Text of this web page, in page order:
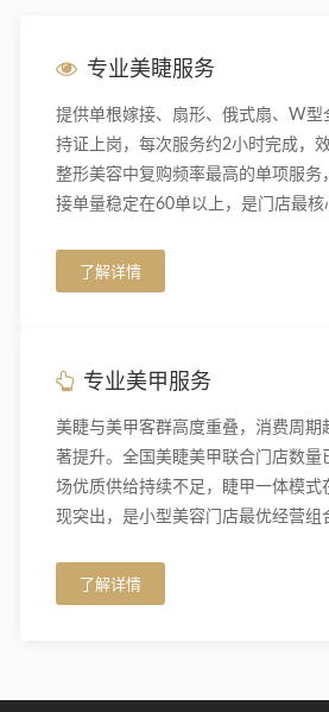
专业美睫服务
提供单根嫁接、扇形、俄式扇、W型
持证上岗，每次服务约2小时完成，
整形美容中复购频率最高的单项服务
接单量稳定在60单以上，是门店最核
了解详情
专业美甲服务
美睫与美甲客群高度重叠，消费周期
著提升。全国美睫美甲联合门店数量
场优质供给持续不足，睫甲一体模式
现突出，是小型美容门店最优经营组
了解详情